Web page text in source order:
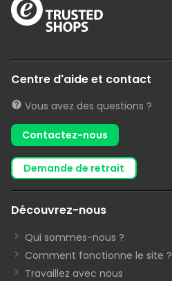
Centre d'aide et contact
Vous avez des questions ?
Contactez-nous
demande de retrait
Découvrez-nous
Qui sommes-nous ?
Comment fonctionne le site ?
Travaillez avec nous